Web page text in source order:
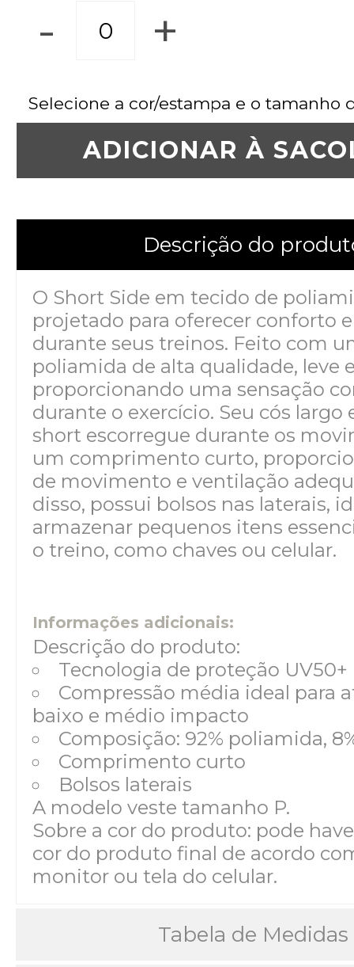
- +
Selecione a cor/estampa e o tamanho
ADICIONAR À
Descrição do
O Short Side em tecido de
projetado para oferecer conforto
durante seus treinos. Feito com
poliamida de alta qualidade, leve
proporcionando uma sensação
durante o exercício. Seu cós largo
short escorregue durante os
um comprimento curto,
de movimento e ventilação
disso, possui bolsos nas laterais,
armazenar pequenos itens
o treino, como chaves ou celular.
Informações adicionais:
Descrição do produto:
Tecnologia de proteção UV50+
Compressão média ideal para
baixo e médio impacto
Composição: 92% poliamida,
Comprimento curto
Bolsos laterais
A modelo veste tamanho P.
Sobre a cor do produto: pode
cor do produto final de acordo
monitor ou tela do celular.
Tabela de Medidas